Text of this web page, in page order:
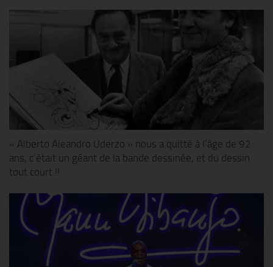
« Alberto Aleandro Uderzo » nous a quitté à l’âge de 92
ans, c’était un géant de la bande dessinée, et du dessin
tout court !!